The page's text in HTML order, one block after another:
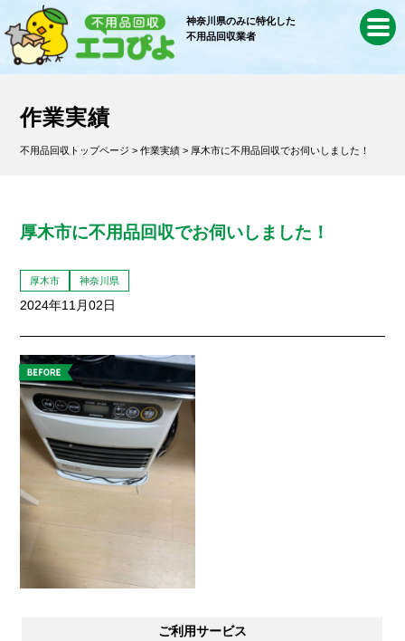
神奈川県のみに特化した
不用品回収業者
作業実績
不用品回収トップページ >作業実績 > 厚木市に不用品回収でお伺いしました！
厚木市に不用品回収でお伺いしました！
厚木市 神奈川県
2024年11月02日
ご利用サービス